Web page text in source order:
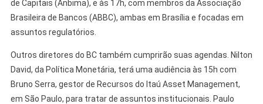
de Capitais (Anbima), e às 17h, com membros da Associação
Brasileira de Bancos (ABBC), ambas em Brasília e focadas em
assuntos regulatórios.
Outros diretores do BC também cumprirão suas agendas. Nilton
David, da Política Monetária, terá uma audiência às 15h com
Bruno Serra, gestor de Recursos do Itaú Asset Management,
em São Paulo, para tratar de assuntos institucionais. Paulo